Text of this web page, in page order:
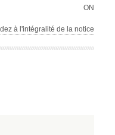
ON
à l'intégralité de la notice